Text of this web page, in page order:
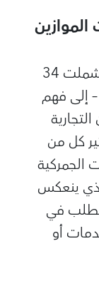
يهدف بحثنا – الذي يستند إلى دراسة شملت 34
على مدار 20 عاما – إلى فهم
كل من
الجمركية
ينعكس
في
أو